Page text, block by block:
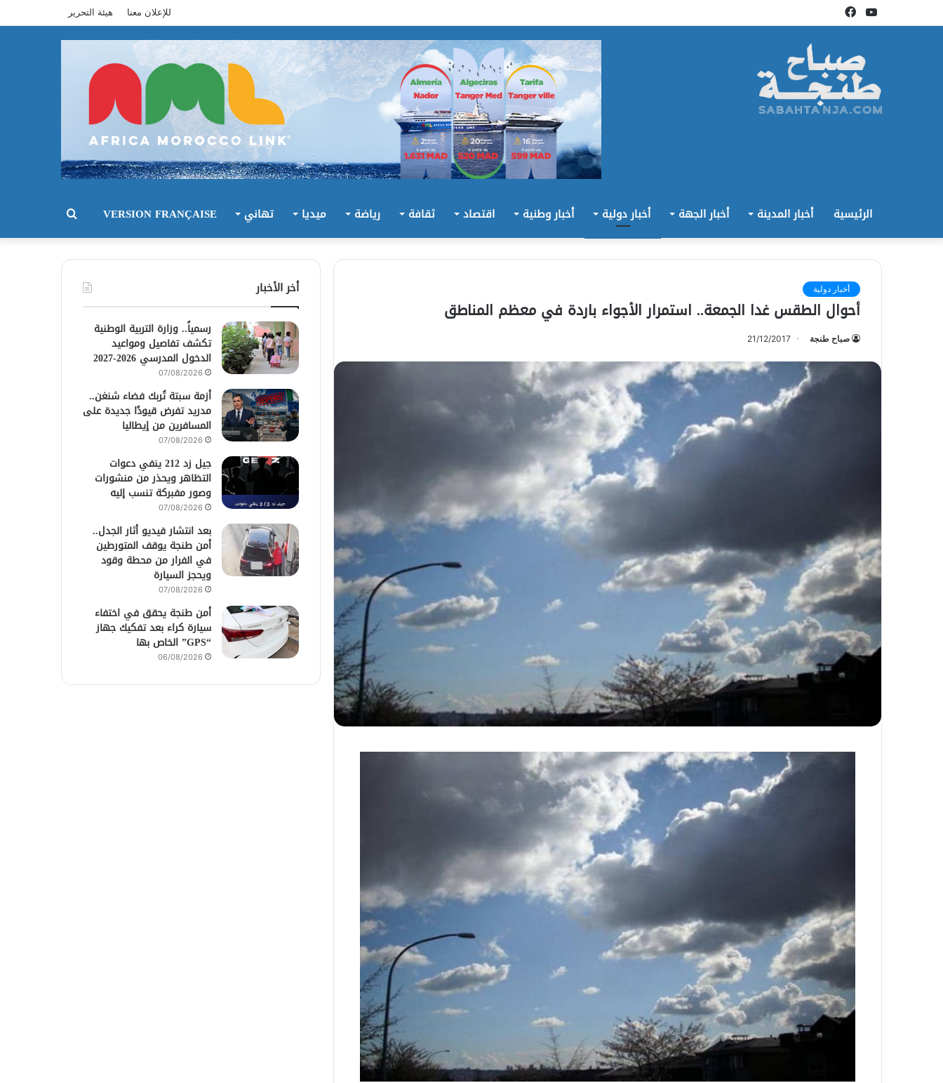
فيسبوكيوتيوب للإعلان معنا هيئة التحرير
الرئيسية أخبار المدينة أخبار الجهة أخبار دولية أخبار وطنية اقتصاد ثقافة رياضة ميديا تهاني VERSION FRANÇAISE بحث
أخبار دولية
أحوال الطقس غدا الجمعة.. استمرار الأجواء باردة في معظم المناطق
صباح طنجة 21/12/2017
أخر الأخبار
رسمياً.. وزارة التربية الوطنية
تكشف تفاصيل ومواعيد
الدخول المدرسي 2026-2027
07/08/2026
أزمة سبتة تُربك فضاء شنغن..
مدريد تفرض قيودًا جديدة على
المسافرين من إيطاليا
07/08/2026
جيل زد 212 ينفي دعوات
التظاهر ويحذر من منشورات
وصور مفبركة تنسب إليه
07/08/2026
بعد انتشار فيديو أثار الجدل..
أمن طنجة يوقف المتورطين
في الفرار من محطة وقود
ويحجز السيارة
07/08/2026
أمن طنجة يحقق في اختفاء
سيارة كراء بعد تفكيك جهاز
“GPS” الخاص بها
06/08/2026